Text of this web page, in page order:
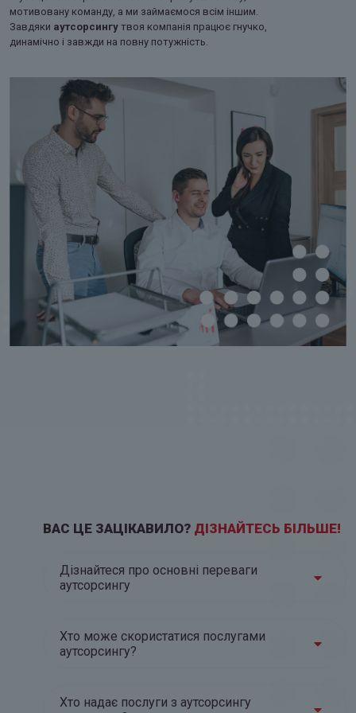
мотивовану команду, а ми займаємося всім іншим.
Завдяки аутсорсингу твоя компанія працює гнучко,
динамічно і завжди на повну потужність.
ВАС ЦЕ ЗАЦІКАВИЛО? ДІЗНАЙТЕСЬ БІЛЬШЕ!
Дізнайтеся про основні переваги
аутсорсингу
Хто може скористатися послугами
аутсорсингу?
Хто надає послуги з аутсорсингу